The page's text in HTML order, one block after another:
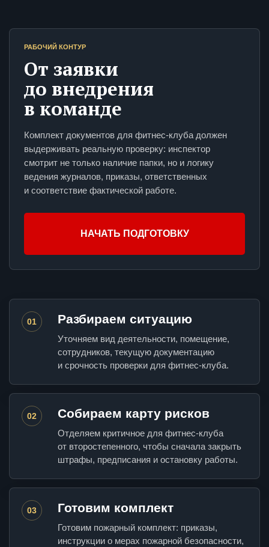
РАБОЧИЙ КОНТУР
От заявки
до внедрения
в команде
Комплект документов для фитнес-клуба должен
выдерживать реальную проверку: инспектор
смотрит не только наличие папки, но и логику
ведения журналов, приказы, ответственных
и соответствие фактической работе.
НАЧАТЬ ПОДГОТОВКУ
01 Разбираем ситуацию
Уточняем вид деятельности, помещение,
сотрудников, текущую документацию
и срочность проверки для фитнес-клуба.
02 Собираем карту рисков
Отделяем критичное для фитнес-клуба
от второстепенного, чтобы сначала закрыть
штрафы, предписания и остановку работы.
03 Готовим комплект
Готовим пожарный комплект: приказы,
инструкции о мерах пожарной безопасности,